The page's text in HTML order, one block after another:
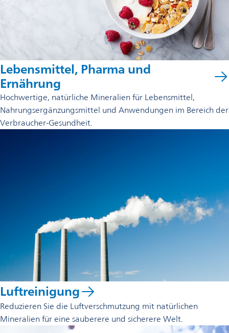
Lebensmittel, Pharma und
Ernährung
Hochwertige, natürliche Mineralien für Lebensmittel,
Nahrungsergänzungsmittel und Anwendungen im Bereich der
Verbraucher-Gesundheit.
Luftreinigung
Reduzieren Sie die Luftverschmutzung mit natürlichen
Mineralien für eine sauberere und sicherere Welt.